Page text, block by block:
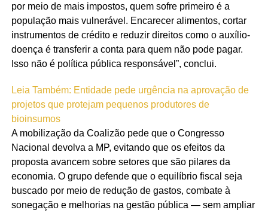
por meio de mais impostos, quem sofre primeiro é a
população mais vulnerável. Encarecer alimentos, cortar
instrumentos de crédito e reduzir direitos como o auxílio-
doença é transferir a conta para quem não pode pagar.
Isso não é política pública responsável”, conclui.
Leia Também: Entidade pede urgência na aprovação de
projetos que protejam pequenos produtores de
bioinsumos
A mobilização da Coalizão pede que o Congresso
Nacional devolva a MP, evitando que os efeitos da
proposta avancem sobre setores que são pilares da
economia. O grupo defende que o equilíbrio fiscal seja
buscado por meio de redução de gastos, combate à
sonegação e melhorias na gestão pública — sem ampliar